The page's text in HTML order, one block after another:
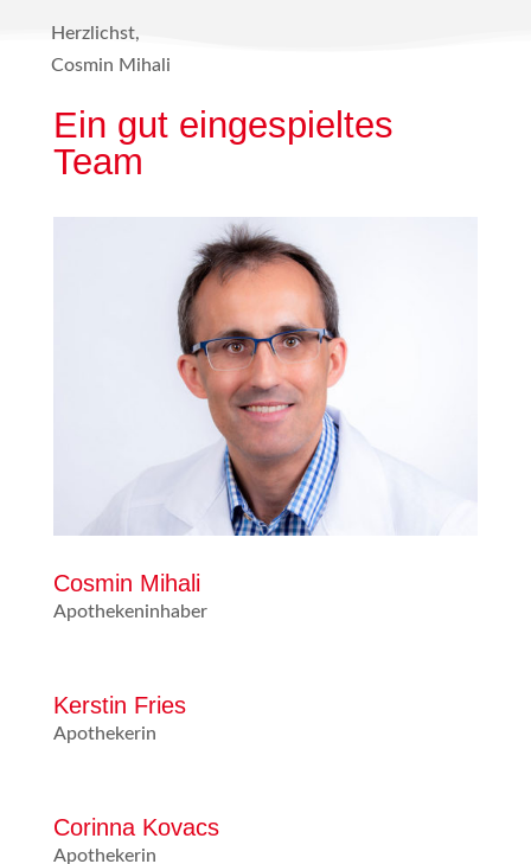
Herzlichst,
Cosmin Mihali
Ein gut eingespieltes
Team
Cosmin Mihali
Apothekeninhaber
Kerstin Fries
Apothekerin
Corinna Kovacs
Apothekerin